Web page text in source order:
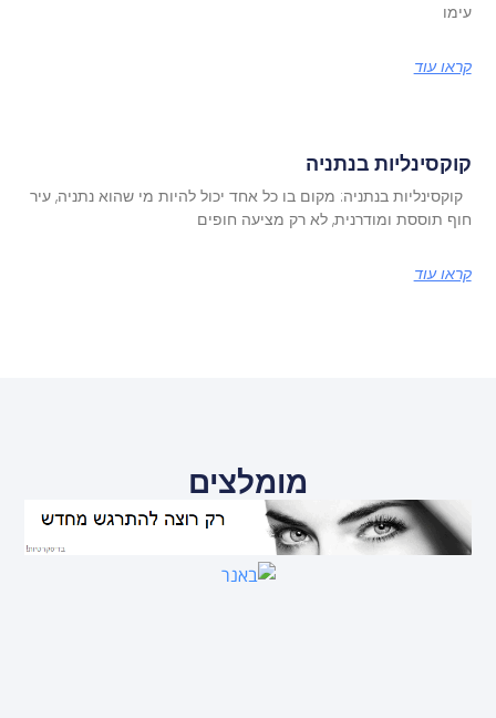
עימו
קראו עוד
קוקסינליות בנתניה
קוקסינליות בנתניה: מקום בו כל אחד יכול להיות מי שהוא נתניה, עיר
חוף תוססת ומודרנית, לא רק מציעה חופים
קראו עוד
מומלצים